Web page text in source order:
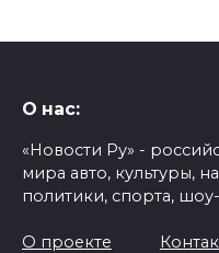
О нас:
«Новости Ру» -
мира авто, культуры,
политики, спорта,
О проекте